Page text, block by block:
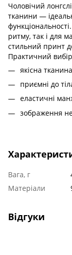
Чоловічий
тканини —
ритму, так і для
стильний принт
Практичний
якісна
приємні до
еластичні
зображення
Вага, г
Матеріали
Відгуки